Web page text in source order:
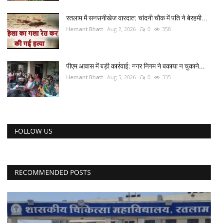
रतलाम में सनसनीखेज वारदात: चांदनी चौक में पति ने बेरहमी...
Hemant Bhatt Aug 2, 2026 0 358
पीएम आवास में बड़ी कार्रवाई: नगर निगम ने बकाया न चुकाने...
Hemant Bhatt Aug 5, 2026 0 335
FOLLOW US
RECOMMENDED POSTS